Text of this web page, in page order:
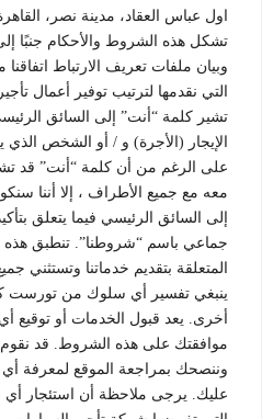
اول عباس العقاد، مدينة نصر،
تشكل هذه الشروط والأحكام جنبًا
وبيان ملفات تعريف الارتباط
التي نقدمها لترتيب توفير أعمال
تشير كلمة “أنت” إلى السائق
الإيجار (الأجرة) و / أو الشخص
على الرغم من أن كلمة “أنت” قد
معه مع جميع الأطراف ، إلا أننا
إلى السائق الرئيسي فيما يتعلق
جماعي باسم “شروطنا”. تنطبق
المتعلقة بتقديم خدماتنا وتستثني
ينبغي تفسير أي سلوك من تورست
أخرى. يعد قبول الخدمات أو توقيع
موافقتك على هذه الشروط. قد
وننصحك بمراجعة الموقع لمعرفة
عليك. يرجى ملاحظة أن استئجار